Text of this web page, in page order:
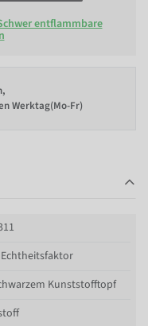
entflammbare
Werktag(Mo-Fr)
Kunststofftopf